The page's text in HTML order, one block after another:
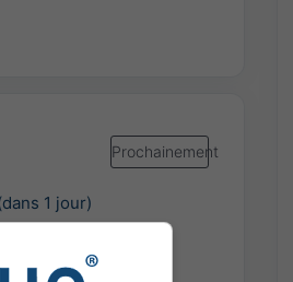
Prochainement
1 jour)